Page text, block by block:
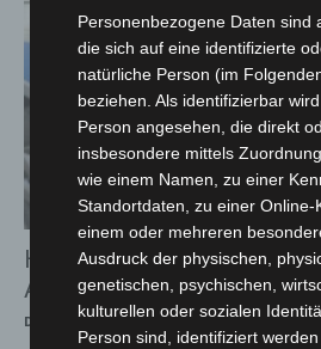
Hannover-Herrenhausen:
Angriff lebensgefährlich
Die Redaktion - 27. Juni 2026
Personenbezogene Daten sind
die sich auf eine identifizierte
natürliche Person (im
beziehen. Als identifizierbar
Person angesehen, die direkt
insbesondere mittels
wie einem Namen, zu einer
Standortdaten, zu einer Online-
einem oder mehreren
Ausdruck der physischen,
genetischen, psychischen,
kulturellen oder sozialen
Person sind, identifiziert